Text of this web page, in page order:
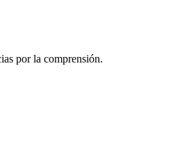
por la comprensión.